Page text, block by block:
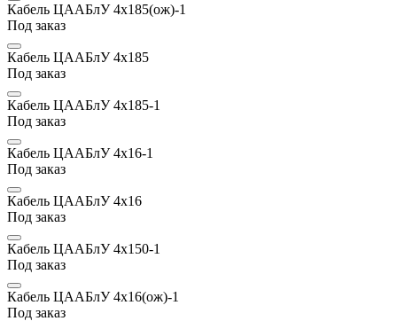
Кабель ЦААБлУ 4х185(ож)-1
Под заказ
Кабель ЦААБлУ 4х185
Под заказ
Кабель ЦААБлУ 4х185-1
Под заказ
Кабель ЦААБлУ 4х16-1
Под заказ
Кабель ЦААБлУ 4х16
Под заказ
Кабель ЦААБлУ 4х150-1
Под заказ
Кабель ЦААБлУ 4х16(ож)-1
Под заказ